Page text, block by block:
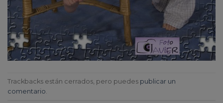
Trackbacks están cerrados, pero puedes publicar un
comentario